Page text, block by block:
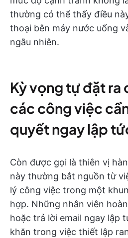
thường có thể thấy điều
thoại bên máy nước uống
ngẫu nhiên.
Kỳ vọng tự đặt ra
các công việc
quyết ngay lập
Còn được gọi là thiên vị
này thường bắt nguồn từ
lý công việc trong một
hợp. Những nhân viên
hoặc trả lời email ngay lập
khăn trong việc thiết lập